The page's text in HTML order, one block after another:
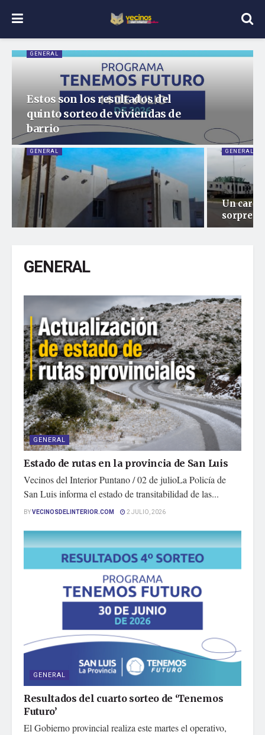
GENERAL
Estos son los resultados del
quinto sorteo de viviendas de
barrio
GENERAL GENERAL
Un
GENERAL
GENERAL
Estado de rutas en la provincia de San Luis
Vecinos del Interior Puntano / 02 de julioLa Policía de
San Luis informa el estado de transitabilidad de las...
BYVECINOSDELINTERIOR.COM 2 JULIO, 2026
GENERAL
Resultados del cuarto sorteo de ‘Tenemos
Futuro’
El Gobierno provincial realiza este martes el operativo,